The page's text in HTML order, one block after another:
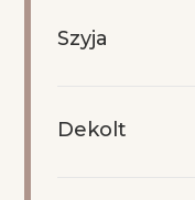
Szyja
Dekolt